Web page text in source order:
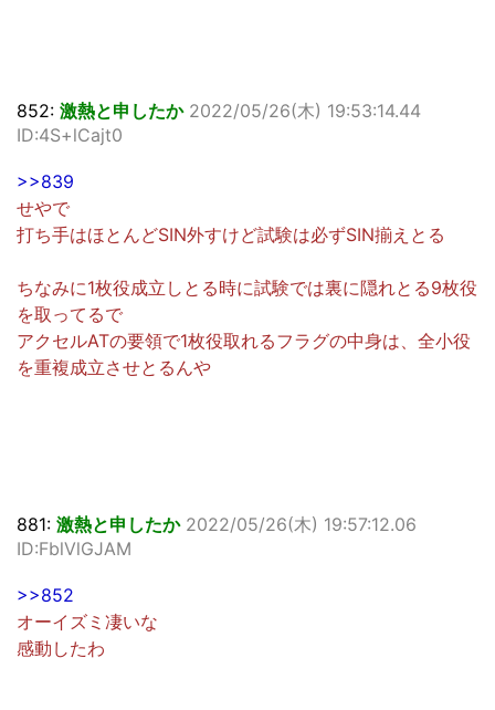
852: 激熱と申したか 2022/05/26(木) 19:53:14.44
ID:4S+lCajt0
>>839
せやで
打ち手はほとんどSIN外すけど試験は必ずSIN揃えとる
ちなみに1枚役成立しとる時に試験では裏に隠れとる9枚役
を取ってるで
アクセルATの要領で1枚役取れるフラグの中身は、全小役
を重複成立させとるんや
881: 激熱と申したか 2022/05/26(木) 19:57:12.06
ID:FblVlGJAM
>>852
オーイズミ凄いな
感動したわ